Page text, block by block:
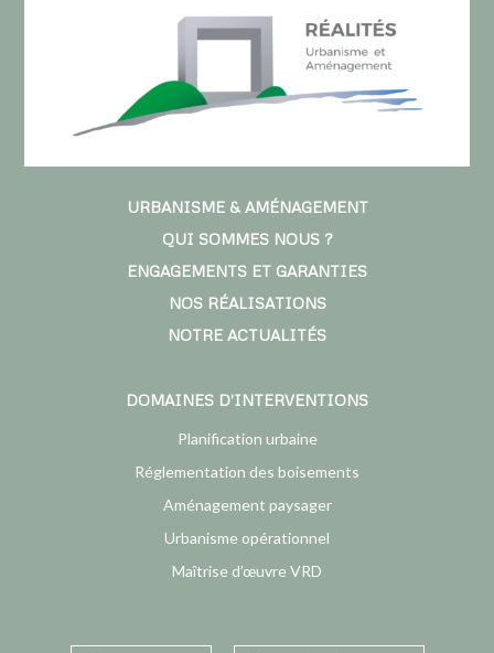
URBANISME & AMÉNAGEMENT
QUI SOMMES NOUS ?
ENGAGEMENTS ET GARANTIES
NOS RÉALISATIONS
NOTRE ACTUALITÉS
DOMAINES D’INTERVENTIONS
Planification urbaine
Réglementation des boisements
Aménagement paysager
Urbanisme opérationnel
Maîtrise d’œuvre VRD